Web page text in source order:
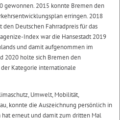
gewonnen. 2015 konnte Bremen den
erringen. 2018
Deutschen Fahrradpreis für das
Index war die Hansestadt 2019
und damit aufgenommen im
2020 holte sich Bremen den
Kategorie internationale
Umwelt, Mobilität,
konnte die Auszeichnung persönlich in
erneut und damit zum dritten Mal